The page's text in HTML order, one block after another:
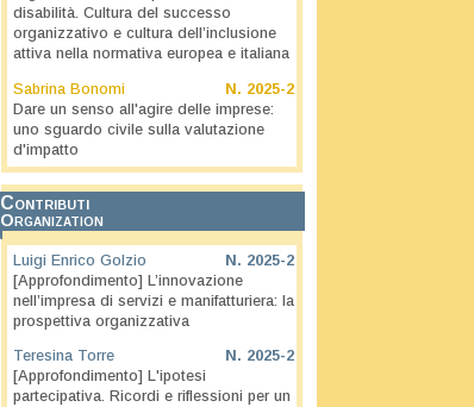
disabilità. Cultura del successo
organizzativo e cultura dell’inclusione
attiva nella normativa europea e italiana
N. 2025-2
Sabrina Bonomi
Dare un senso all'agire delle imprese:
uno sguardo civile sulla valutazione
d'impatto
Contributi
Organization
N. 2025-2
Luigi Enrico Golzio
[Approfondimento] L’innovazione
nell’impresa di servizi e manifatturiera: la
prospettiva organizzativa
N. 2025-2
Teresina Torre
[Approfondimento] L'ipotesi
partecipativa. Ricordi e riflessioni per un